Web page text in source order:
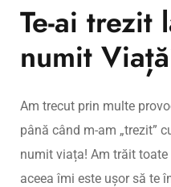
Te-ai trezit
numit
Am trecut prin multe
până când m-am „trezit”
numit viața! Am trăit
aceea îmi este ușor să te